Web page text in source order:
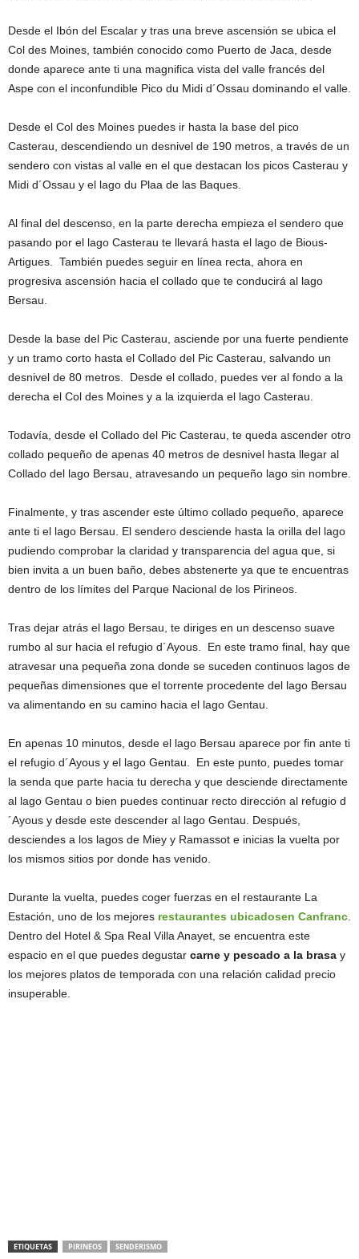
Desde el Ibón del Escalar y tras una breve ascensión se ubica el
Col des Moines, también conocido como Puerto de Jaca, desde
donde aparece ante ti una magnifica vista del valle francés del
Aspe con el inconfundible Pico du Midi d´Ossau dominando el valle.
Desde el Col des Moines puedes ir hasta la base del pico
Casterau, descendiendo un desnivel de 190 metros, a través de un
sendero con vistas al valle en el que destacan los picos Casterau y
Midi d´Ossau y el lago du Plaa de las Baques.
Al final del descenso, en la parte derecha empieza el sendero que
pasando por el lago Casterau te llevará hasta el lago de Bious-
Artigues. También puedes seguir en línea recta, ahora en
progresiva ascensión hacia el collado que te conducirá al lago
Bersau.
Desde la base del Pic Casterau, asciende por una fuerte pendiente
y un tramo corto hasta el Collado del Pic Casterau, salvando un
desnivel de 80 metros. Desde el collado, puedes ver al fondo a la
derecha el Col des Moines y a la izquierda el lago Casterau.
Todavía, desde el Collado del Pic Casterau, te queda ascender otro
collado pequeño de apenas 40 metros de desnivel hasta llegar al
Collado del lago Bersau, atravesando un pequeño lago sin nombre.
Finalmente, y tras ascender este último collado pequeño, aparece
ante ti el lago Bersau. El sendero desciende hasta la orilla del lago
pudiendo comprobar la claridad y transparencia del agua que, si
bien invita a un buen baño, debes abstenerte ya que te encuentras
dentro de los límites del Parque Nacional de los Pirineos.
Tras dejar atrás el lago Bersau, te diriges en un descenso suave
rumbo al sur hacia el refugio d´Ayous. En este tramo final, hay que
atravesar una pequeña zona donde se suceden continuos lagos de
pequeñas dimensiones que el torrente procedente del lago Bersau
va alimentando en su camino hacia el lago Gentau.
En apenas 10 minutos, desde el lago Bersau aparece por fin ante ti
el refugio d´Ayous y el lago Gentau. En este punto, puedes tomar
la senda que parte hacia tu derecha y que desciende directamente
al lago Gentau o bien puedes continuar recto dirección al refugio d
´Ayous y desde este descender al lago Gentau. Después,
desciendes a los lagos de Miey y Ramassot e inicias la vuelta por
los mismos sitios por donde has venido.
Durante la vuelta, puedes coger fuerzas en el restaurante La
Estación, uno de los mejores restaurantes ubicadosen Canfranc.
Dentro del Hotel & Spa Real Villa Anayet, se encuentra este
espacio en el que puedes degustar carne y pescado a la brasa y
los mejores platos de temporada con una relación calidad precio
insuperable.
ETIQUETAS PIRINEOS SENDERISMO